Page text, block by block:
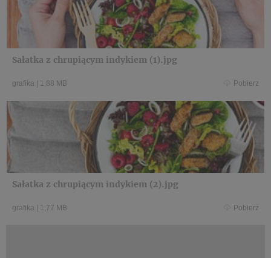
Sałatka z chrupiącym indykiem (1).jpg
grafika 1,88 MB Pobierz
Sałatka z chrupiącym indykiem (2).jpg
grafika 1,77 MB Pobierz